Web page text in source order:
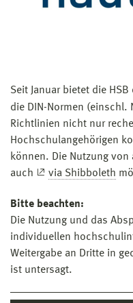
Seit Januar bietet die
die DIN-Normen (einschl.
Richtlinien nicht nur
Hochschulangehörigen
können. Die Nutzung
auch
via Shibboleth
Bitte beachten:
Die Nutzung und das
individuellen
Weitergabe an Dritte in
ist untersagt.